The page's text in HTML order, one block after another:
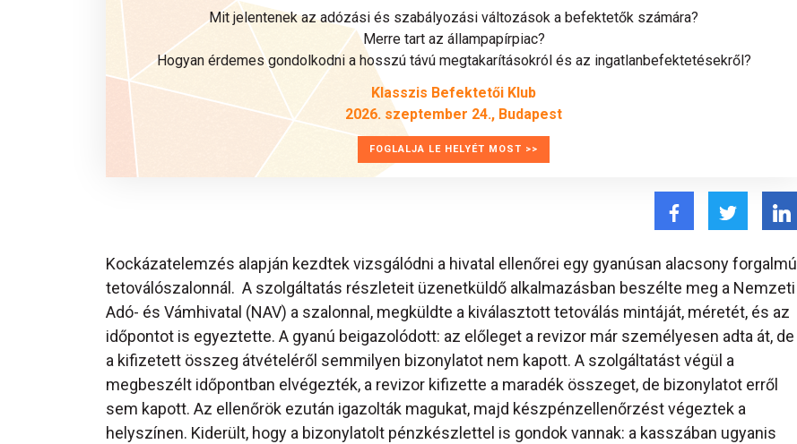
Mit jelentenek az adózási és szabályozási változások a befektetők számára?
Merre tart az állampapírpiac?
Hogyan érdemes gondolkodni a hosszú távú megtakarításokról és az ingatlanbefektetésekről?
Klasszis Befektetői Klub
2026. szeptember 24., Budapest
FOGLALJA LE HELYÉT MOST >>
Kockázatelemzés alapján kezdtek vizsgálódni a hivatal ellenőrei egy gyanúsan alacsony forgalmú
tetoválószalonnál. A szolgáltatás részleteit üzenetküldő alkalmazásban beszélte meg a Nemzeti
Adó- és Vámhivatal (NAV) a szalonnal, megküldte a kiválasztott tetoválás mintáját, méretét, és az
időpontot is egyeztette. A gyanú beigazolódott: az előleget a revizor már személyesen adta át, de
a kifizetett összeg átvételéről semmilyen bizonylatot nem kapott. A szolgáltatást végül a
megbeszélt időpontban elvégezték, a revizor kifizette a maradék összeget, de bizonylatot erről
sem kapott. Az ellenőrök ezután igazolták magukat, majd készpénzellenőrzést végeztek a
helyszínen. Kiderült, hogy a bizonylatolt pénzkészlettel is gondok vannak: a kasszában ugyanis